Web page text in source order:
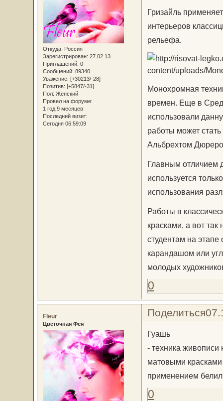
Откуда: Россия
Зарегистрирован: 27.02.13
Приглашений: 0
Сообщений: 89340
Уважение: [+30213/-28]
Позитив: [+5847/-31]
Пол: Женский
Провел на форуме:
1 год 9 месяцев
Последний визит:
Сегодня 06:59:09
Гризайль
интерьеров
рельефа.
Монохромная
времен. Еще в
использовали
работы может
Альбрехтом
Главным отличием
используется
использования
Работы в
красками, а вот
студентам на
карандашом или
молодых
0
Поделиться
Fleur
Цветочная Фея
Гуашь
- техника живописи
матовыми
применением
0